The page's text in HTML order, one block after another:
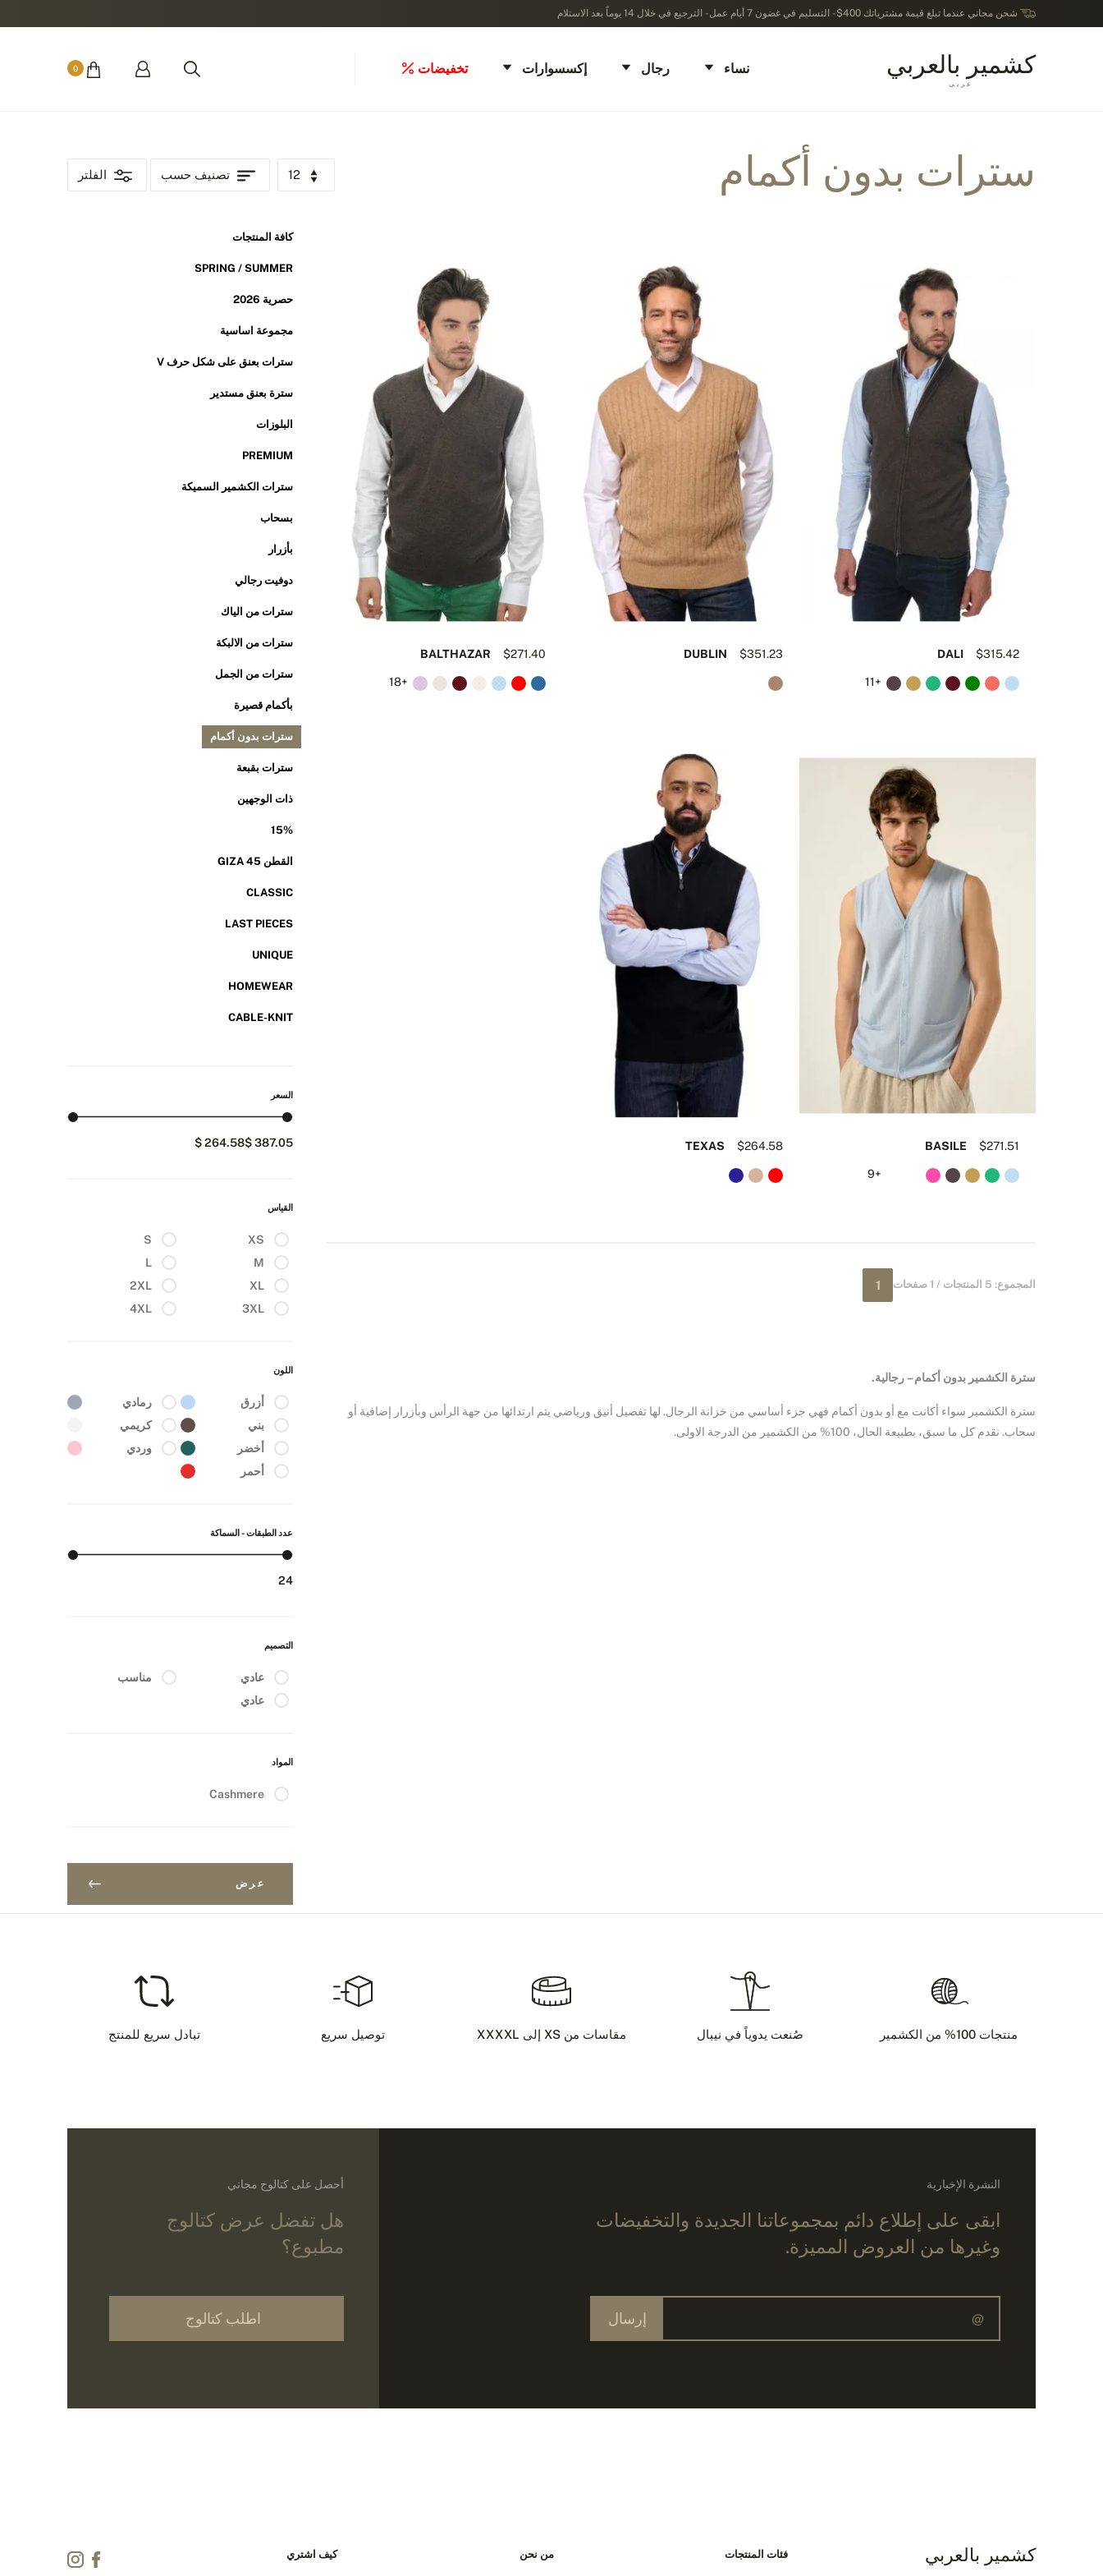
شحن مجاني عندما تبلغ قيمة مشترياتك 400$ - التسليم في غضون 7 أيام عمل - الترجيع في خلال 14 يوماً بعد الاستلام
كشمير بالعربي
عربى
نساء رجال إكسسوارات تخفيضات 0
سترات بدون أكمام تصنيف حسب الفلتر
كافة المنتجات
SPRING / SUMMER
حصرية 2026
مجموعة اساسية
سترات بعنق على شكل حرف V
سترة بعنق مستدير
البلوزات
PREMIUM
سترات الكشمير السميكة
بسحاب
بأزرار
دوفيت رجالي
سترات من الياك
سترات من الالبكة
سترات من الجمل
بأكمام قصيرة
سترات بدون أكمام
سترات بقبعة
ذات الوجهين
15%
القطن GIZA 45
CLASSIC
LAST PIECES
UNIQUE
HOMEWEAR
CABLE-KNIT
السعر
264.58 $ 387.05 $
القياس
XS
S
M
L
XL
2XL
3XL
4XL
اللون
أزرق
رمادي
بني
كريمي
أخضر
وردي
أحمر
عدد الطبقات - السماكة
24
التصميم
عادي
مناسب
عادي
المواد
Cashmere
عرض
$315.42
DALI
+11
$351.23
DUBLIN
$271.40
BALTHAZAR
+18
$271.51
BASILE
+9
$264.58
TEXAS
المجموع: 5 المنتجات / 1 صفحات 1
سترة الكشمير بدون أكمام – رجالية.
سترة الكشمير سواء أكانت مع أو بدون أكمام فهي جزء أساسي من خزانة الرجال. لها تفصيل أنيق ورياضي يتم ارتدائها من جهة الرأس وبأزرار إضافية أو
سحاب. نقدم كل ما سبق، بطبيعة الحال، 100% من الكشمير من الدرجة الاولى.
منتجات 100% من الكشمير صُنعت يدوياً في نيبال مقاسات من XS إلى XXXXL توصيل سريع تبادل سريع للمنتج
النشرة الإخبارية
ابقى على إطلاع دائم بمجموعاتنا الجديدة والتخفيضات
وغيرها من العروض المميزة.
إرسال
أحصل على كتالوج مجاني
هل تفضل عرض كتالوج
مطبوع؟
اطلب كتالوج
كشمير بالعربي فئات المنتجات من نحن كيف اشتري